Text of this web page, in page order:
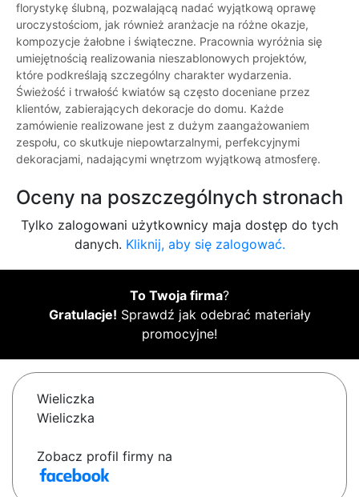
florystykę ślubną, pozwalającą nadać wyjątkową oprawę
uroczystościom, jak również aranżacje na różne okazje,
kompozycje żałobne i świąteczne. Pracownia wyróżnia się
umiejętnością realizowania nieszablonowych projektów,
które podkreślają szczególny charakter wydarzenia.
Świeżość i trwałość kwiatów są często doceniane przez
klientów, zabierających dekoracje do domu. Każde
zamówienie realizowane jest z dużym zaangażowaniem
zespołu, co skutkuje niepowtarzalnymi, perfekcyjnymi
dekoracjami, nadającymi wnętrzom wyjątkową atmosferę.
Oceny na poszczególnych stronach
Tylko zalogowani użytkownicy maja dostęp do tych
danych. Kliknij, aby się zalogować.
To Twoja firma?
Gratulacje! Sprawdź jak odebrać materiały
promocyjne!
Wieliczka
Wieliczka
Zobacz profil firmy na